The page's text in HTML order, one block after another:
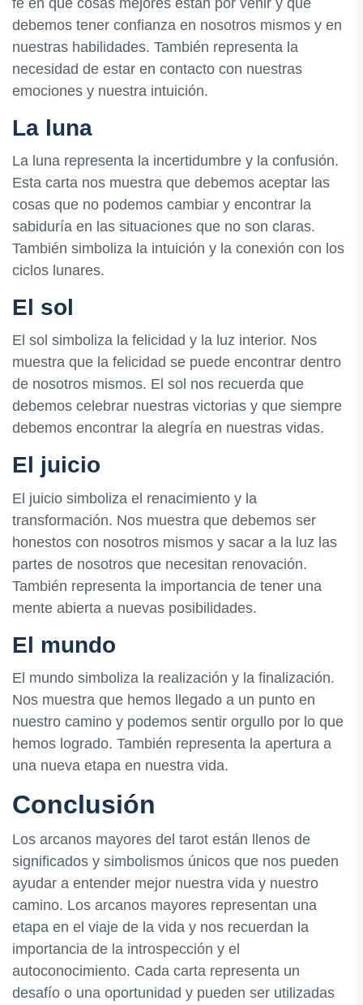
debemos tener confianza en nosotros mismos y en
nuestras habilidades. También representa la
necesidad de estar en contacto con nuestras
emociones y nuestra intuición.
La luna
La luna representa la incertidumbre y la confusión.
Esta carta nos muestra que debemos aceptar las
cosas que no podemos cambiar y encontrar la
sabiduría en las situaciones que no son claras.
También simboliza la intuición y la conexión con los
ciclos lunares.
El sol
El sol simboliza la felicidad y la luz interior. Nos
muestra que la felicidad se puede encontrar dentro
de nosotros mismos. El sol nos recuerda que
debemos celebrar nuestras victorias y que siempre
debemos encontrar la alegría en nuestras vidas.
El juicio
El juicio simboliza el renacimiento y la
transformación. Nos muestra que debemos ser
honestos con nosotros mismos y sacar a la luz las
partes de nosotros que necesitan renovación.
También representa la importancia de tener una
mente abierta a nuevas posibilidades.
El mundo
El mundo simboliza la realización y la finalización.
Nos muestra que hemos llegado a un punto en
nuestro camino y podemos sentir orgullo por lo que
hemos logrado. También representa la apertura a
una nueva etapa en nuestra vida.
Conclusión
Los arcanos mayores del tarot están llenos de
significados y simbolismos únicos que nos pueden
ayudar a entender mejor nuestra vida y nuestro
camino. Los arcanos mayores representan una
etapa en el viaje de la vida y nos recuerdan la
importancia de la introspección y el
autoconocimiento. Cada carta representa un
desafío o una oportunidad y pueden ser utilizadas